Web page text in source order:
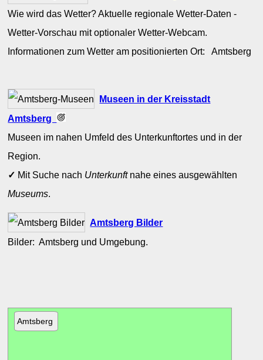
Wie wird das Wetter? Aktuelle regionale Wetter-Daten -
Wetter-Vorschau mit optionaler Wetter-Webcam.
Informationen zum Wetter am positionierten Ort: Amtsberg
Museen in der Kreisstadt
Amtsberg
Museen im nahen Umfeld des Unterkunftortes und in der
Region.
✓ Mit Suche nach Unterkunftnahe eines ausgewählten
Museums.
Amtsberg Bilder
Bilder: Amtsberg und Umgebung.
Amtsberg